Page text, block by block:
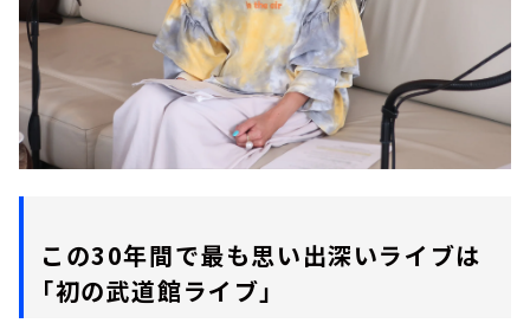
この30年間で最も思い出深いライブは
「初の武道館ライブ」